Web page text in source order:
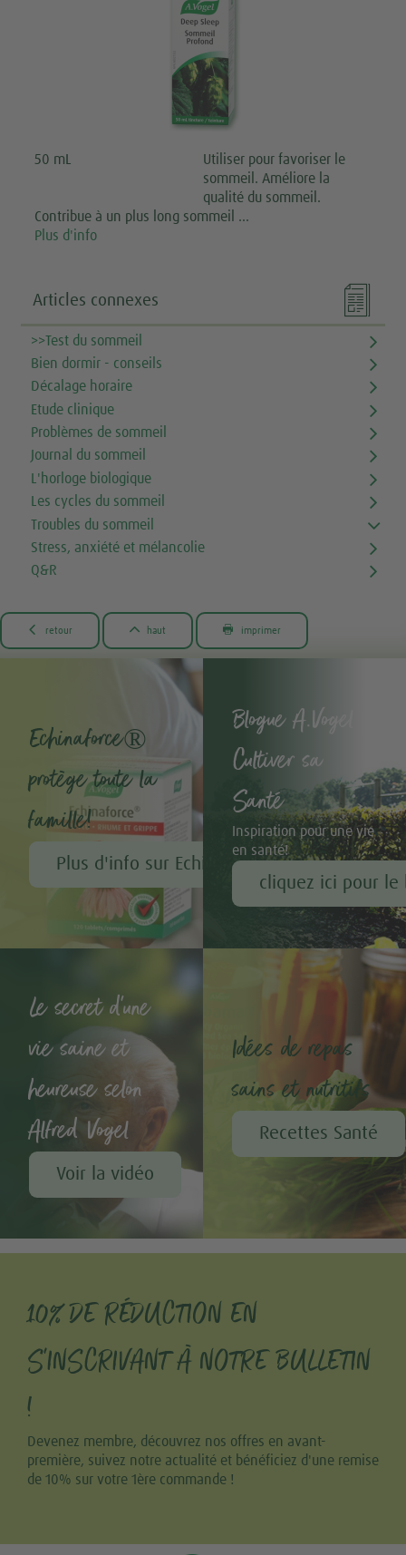
50 mL
Utiliser pour favoriser le
sommeil. Améliore la
qualité du sommeil.
Contribue à un plus long sommeil …
Plus d'info

Articles connexes
>>Test du sommeil
Bien dormir - conseils
Décalage horaire
Etude clinique
Problèmes de sommeil
Journal du sommeil
L'horloge biologique
Les cycles du sommeil
Troubles du sommeil
Stress, anxiété et mélancolie
Q&R
 retour  haut  imprimer
Echinaforce®
protège toute la
famille!
Plus d'info sur Echinaforce®
Blogue A.Vogel -
Cultiver sa
Santé
Inspiration pour une vie
en santé!
cliquez ici pour le
Le secret d'une
vie saine et
heureuse selon
Alfred Vogel
Voir la vidéo
Idées de repas
sains et nutritifs
Recettes Santé
10% DE RÉDUCTION EN
S'INSCRIVANT À NOTRE BULLETIN
!
Devenez membre, découvrez nos offres en avant-
première, suivez notre actualité et bénéficiez d'une remise
de 10% sur votre 1ère commande !